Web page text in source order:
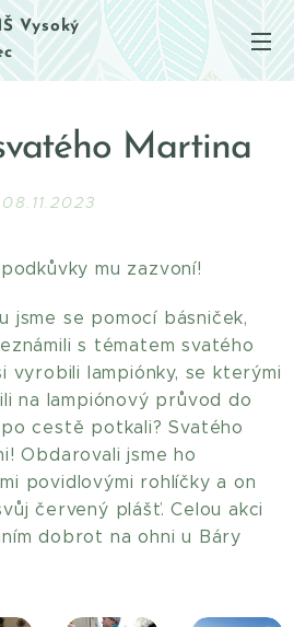
Vysoký
Martina
08.11.2023
mu zazvoní!
jsme se pomocí básniček,
s tématem svatého
vyrobili lampiónky, se kterými
na lampiónový průvod do
cestě potkali? Svatého
Obdarovali jsme ho
povidlovými rohlíčky a on
červený plášť. Celou akci
dobrot na ohni u Báry